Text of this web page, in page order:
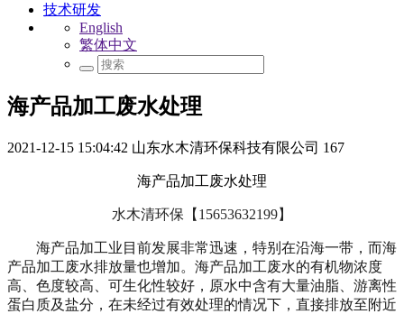
技术研发
English
繁体中文
海产品加工废水处理
2021-12-15 15:04:42 山东水木清环保科技有限公司 167
海产品加工废水处理
水木清环保【 15653632199】
海产品加工业目前发展非常迅速，特别在沿海一带，而海
产品加工废水排放量也增加。海产品加工废水的有机物浓度
高、色度较高、可生化性较好，原水中含有大量油脂、游离性
蛋白质及盐分，在未经过有效处理的情况下，直接排放至附近